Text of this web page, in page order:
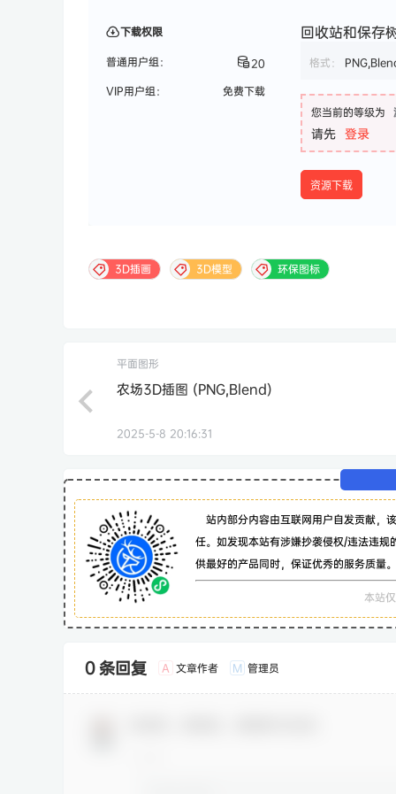
下载权限
普通用户组：
20
VIP用户组：
免费下载
回收站和保存
格式：
您当前的等级为
请先 登录
资源下载
3D插画 3D模型 环保图标
平面图形
农场3D插图 (PNG,Blend)
2025-5-8 20:16:31
站内部分内容由互联网用户自发贡献，
任。如发现本站有涉嫌抄袭侵权/违法违规
供最好的产品同时，保证优秀的服务质量。
本站
0 条回复 A 文章作者 M 管理员